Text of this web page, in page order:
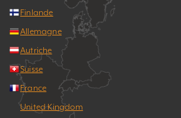
Finlande
Allemagne
Autriche
Suisse
France
United Kingdom